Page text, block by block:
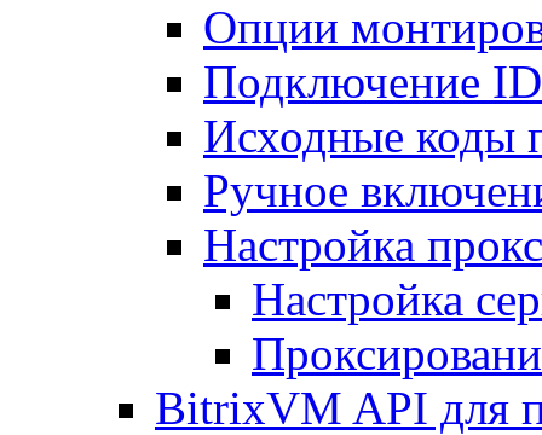
Опции
Подключение
Исходные коды
Ручное
Настройка
Настройка
BitrixVM API для